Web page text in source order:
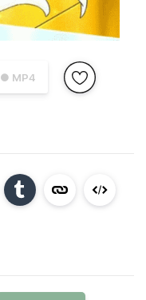
● MP4